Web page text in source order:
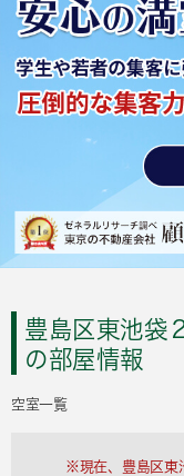
豊島区東池袋
の部屋情報
空室一覧
※現在、豊島区東